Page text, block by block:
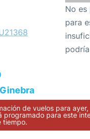
No es
para
de vuelos para
programado para este
tiempo.